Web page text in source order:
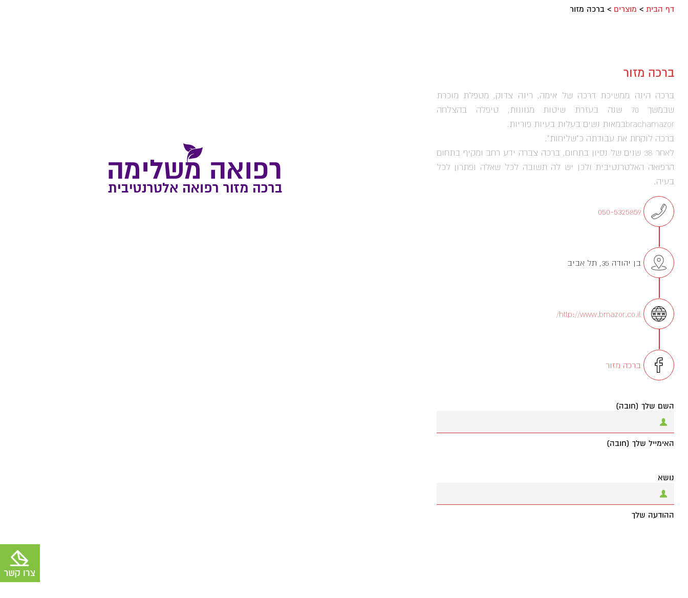
דף הבית> מוצרים > ברכה מזור
ברכה מזור
ברכה הינה ממשיכת דרכה של אימה, רינה צדוק, מטפלת מוכרת
שבמשך 70 שנה בעזרת שיטות מגוונות, טיפלה בהצלחה
brachamazorבמאות נשים בעלות בעיות פוריות.
ברכה לוקחת את עבודתה כ"שליחות".
לאחר 38 שנים של נסיון בתחום, ברכה צברה ידע רחב ומקיף בתחום
הרפואה האלטרנטיבית ולכן יש לה תשובה לכל שאלה ופתרון לכל
בעיה.
050-5325859
בן יהודה 35, תל אביב
http://www.bmazor.co.il/
ברכה מזור
השם שלך (חובה)
האימייל שלך (חובה)
נושא
ההודעה שלך